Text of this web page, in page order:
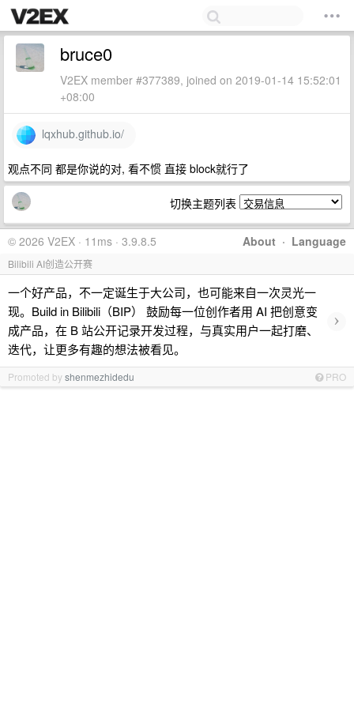
bruce0
V2EX member #377389, joined on 2019-01-14 15:52:01
+08:00
lqxhub.github.io/
观点不同 都是你说的对, 看不惯 直接 block就行了
切换主题列表
About · Language
© 2026 V2EX · 11ms · 3.9.8.5
Bilibili AI创造公开赛
一个好产品，不一定诞生于大公司，也可能来自一次灵光一
现。Build in Bilibili（BIP） 鼓励每一位创作者用 AI 把创意变
成产品，在 B 站公开记录开发过程，与真实用户一起打磨、
迭代，让更多有趣的想法被看见。
›
Promoted byshenmezhidedu PRO